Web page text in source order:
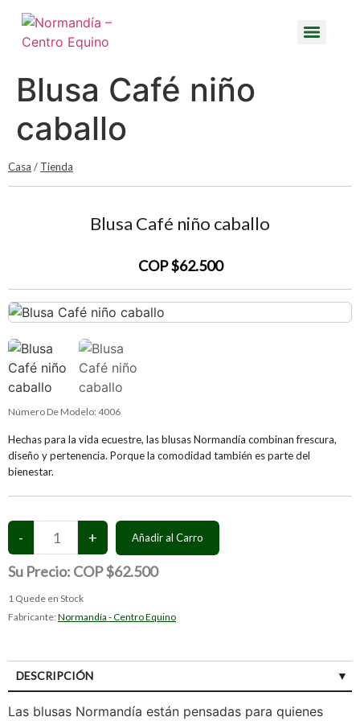
Blusa Café niño
caballo
Casa / Tienda
Blusa Café niño caballo
COP $62.500
Número De Modelo: 4006
Hechas para la vida ecuestre, las blusas Normandía combinan frescura,
diseño y pertenencia. Porque la comodidad también es parte del
bienestar.
Su Precio: COP $62.500
1 Quede en Stock
Fabricante: Normandía - Centro Equino
DESCRIPCIÓN
Las blusas Normandía están pensadas para quienes